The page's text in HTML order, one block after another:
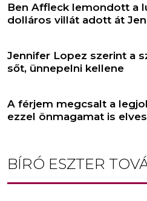
Ben Affleck lemondott a
dolláros villát adott át
Jennifer Lopez szerint a
sőt, ünnepelni kellene
A férjem megcsalt a
ezzel önmagamat is
BÍRÓ ESZTER